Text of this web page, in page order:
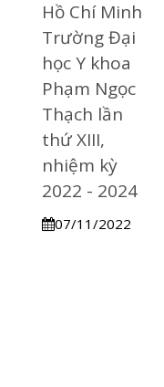
Hồ Chí Minh
Trường Đại
học Y khoa
Phạm Ngọc
Thạch lần
thứ XIII,
nhiệm kỳ
2022 - 2024
07/11/2022